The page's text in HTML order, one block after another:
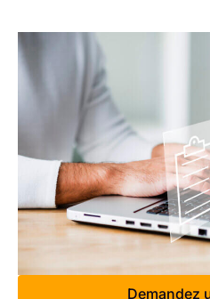
Demandez